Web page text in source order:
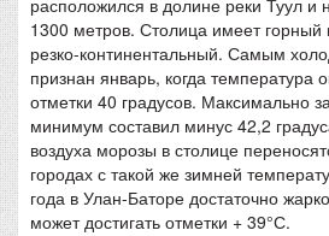
расположился в долине реки Туул и
1300 метров. Столица имеет
резко-континентальный. Самым
признан январь, когда температура
отметки 40 градусов. Максимально
минимум составил минус 42,2
воздуха морозы в столице
городах с такой же зимней
года в Улан-Баторе достаточно
может достигать отметки + 39°С.